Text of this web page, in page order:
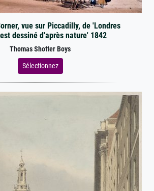
vue sur Piccadilly, de 'Londres
dessiné d'après nature' 1842
Thomas Shotter Boys
Sélectionnez